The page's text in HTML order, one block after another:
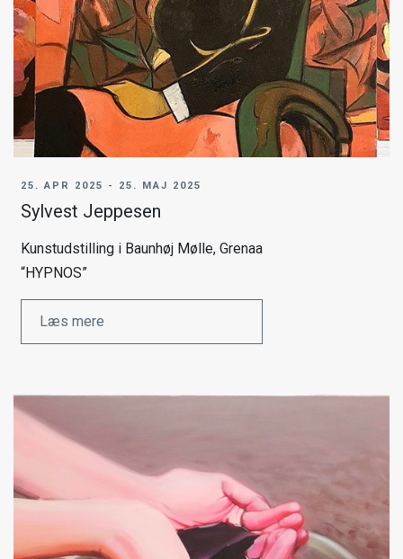
25. APR 2025 - 25. MAJ 2025
Sylvest Jeppesen
Kunstudstilling i Baunhøj Mølle, Grenaa
“HYPNOS”
Læs mere